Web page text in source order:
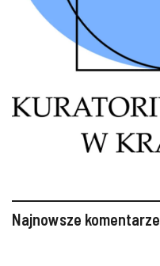
Najnowsze komentarze